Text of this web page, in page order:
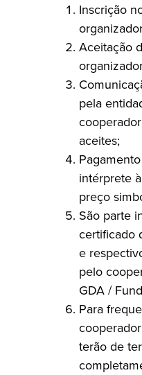
Inscrição
Aceitação
pela
aceites;
intérprete
preço
São parte
certificado
e
pelo
GDA /
Para
terão de